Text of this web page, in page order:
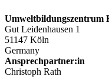
Umweltbildungszentrum
Gut Leidenhausen 1
51147 Köln
Germany
Ansprechpartner:in
Christoph Rath